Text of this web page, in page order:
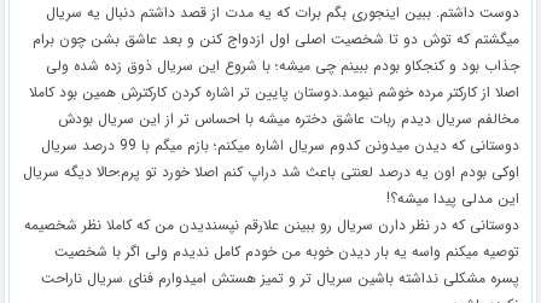
دوست داشتم. ببین اینجوری بگم برات که یه مدت از قصد داشتم دنبال یه سریال
میگشتم که توش دو تا شخصیت اصلی اول ازدواج کنن و بعد عاشق بشن چون برام
جذاب بود و کنجکاو بودم ببینم چی میشه؛ با شروع این سریال ذوق زده شده ولی
اصلا از کارکتر مرده خوشم نیومد.دوستان پایین تر اشاره کردن کارکترش همین بود کاملا
مخالفم سریال دیدم ربات عاشق دختره میشه با احساس تر از این سریال بودش
دوستانی که دیدن میدونن کدوم سریال اشاره میکنم؛ بازم میگم با 99 درصد سریال
اوکی بودم اون یه درصد لعنتی باعث شد دراپ کنم اصلا خورد تو پرم؛حالا دیگه سریال
این مدلی پیدا میشه؟!
دوستانی که در نظر دارن سریال رو ببینن علارقم نپسندیدن من که کاملا نظر شخصیمه
توصیه میکنم واسه یه بار دیدن خوبه من خودم کامل ندیدم ولی اگر با شخصیت
پسره مشکلی نداشته باشین سریال تر و تمیز هستش امیدوارم فنای سریال ناراحت